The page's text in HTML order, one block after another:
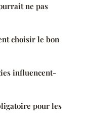
ne pas
choisir le bon
influencent-
pour les